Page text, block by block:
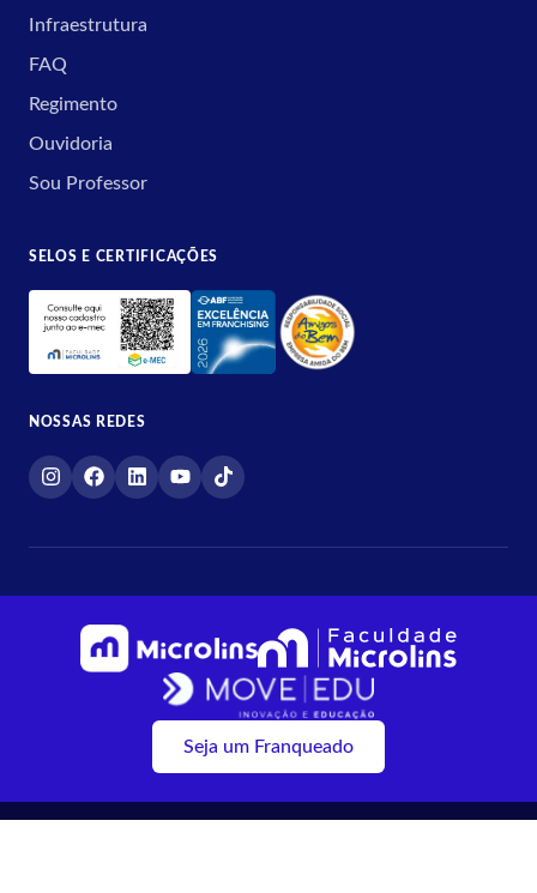
Infraestrutura
FAQ
Regimento
Ouvidoria
Sou Professor
SELOS E CERTIFICAÇÕES
NOSSAS REDES
Seja um Franqueado